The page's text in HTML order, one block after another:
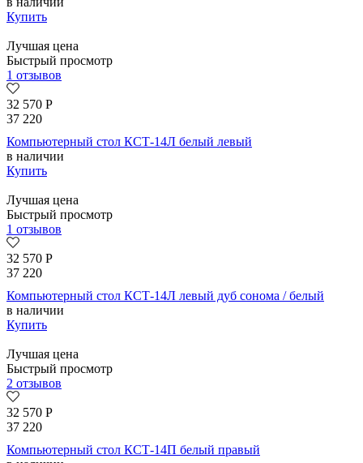
Купить
Лучшая цена
Быстрый просмотр
1 отзывов
32 570 Р
37 220
Компьютерный стол КСТ-14Л белый левый
в наличии
Купить
Лучшая цена
Быстрый просмотр
1 отзывов
32 570 Р
37 220
Компьютерный стол КСТ-14Л левый дуб сонома / белый
в наличии
Купить
Лучшая цена
Быстрый просмотр
2 отзывов
32 570 Р
37 220
Компьютерный стол КСТ-14П белый правый